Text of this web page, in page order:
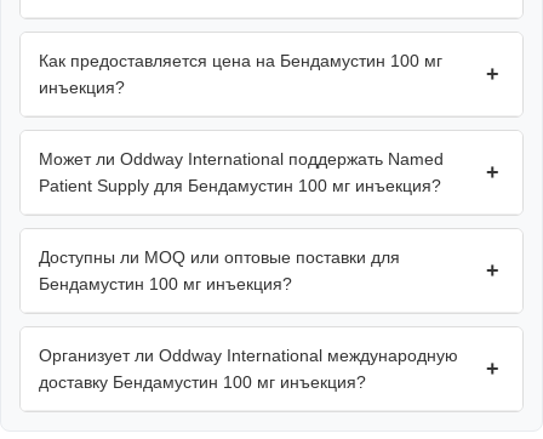
Как предоставляется цена на Бендамустин 100 мг
инъекция?
+
Может ли Oddway International поддержать Named
Patient Supply для Бендамустин 100 мг инъекция?
+
Доступны ли MOQ или оптовые поставки для
Бендамустин 100 мг инъекция?
+
Организует ли Oddway International международную
доставку Бендамустин 100 мг инъекция?
+